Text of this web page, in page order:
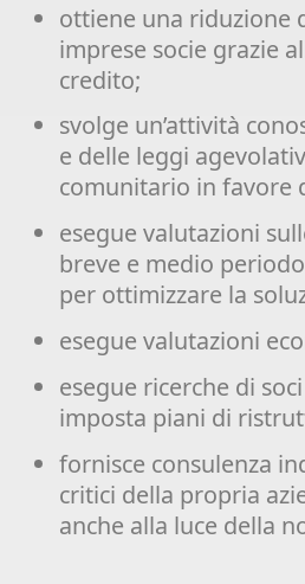
ottiene una riduzione
imprese socie grazie
credito;
svolge un’attività
e delle leggi
comunitario in favore
esegue valutazioni
breve e medio
per ottimizzare la
esegue valutazioni
esegue ricerche di
imposta piani di
fornisce consulenza
critici della propria
anche alla luce della